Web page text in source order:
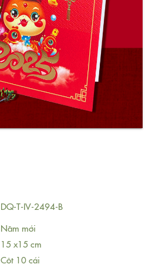
DQ-T-IV-2494-B
Năm mới
15 x15 cm
Cột 10 cái